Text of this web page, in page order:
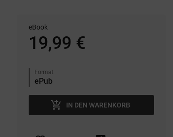
eBook
19,99 €
Format
add_shopping_cart IN DEN WARENKORB